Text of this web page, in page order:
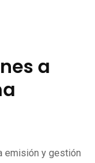
a
emisión y gestión